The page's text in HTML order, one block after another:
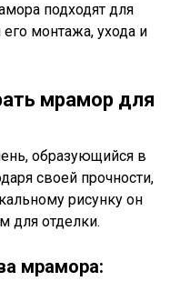
подходят для
монтажа, ухода и
мрамор для
образующийся в
своей прочности,
рисунку он
для отделки.
мрамора: